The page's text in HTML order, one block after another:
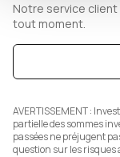
Notre service
tout moment.
AVERTISSEMENT :
partielle des sommes
passées ne préjugent
question sur les risques